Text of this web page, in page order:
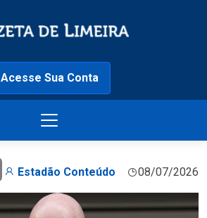
Acesse Sua Conta
Estadão Conteúdo 08/07/2026